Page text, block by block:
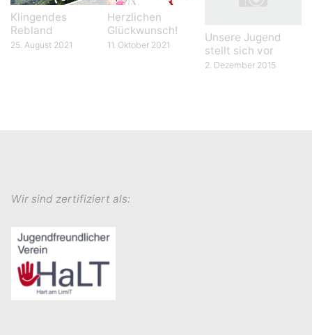
Klingendes
Rebland
25. August 2021
Herzlichen
Glückwunsch!
11. Oktober 2021
Unsere Jugend
stellt sich vor
2. Dezember 2015
Wir sind zertifiziert als: